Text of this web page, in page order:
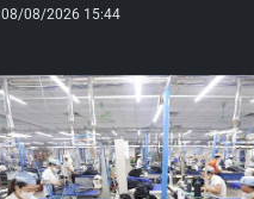
08/08/2026 15:44